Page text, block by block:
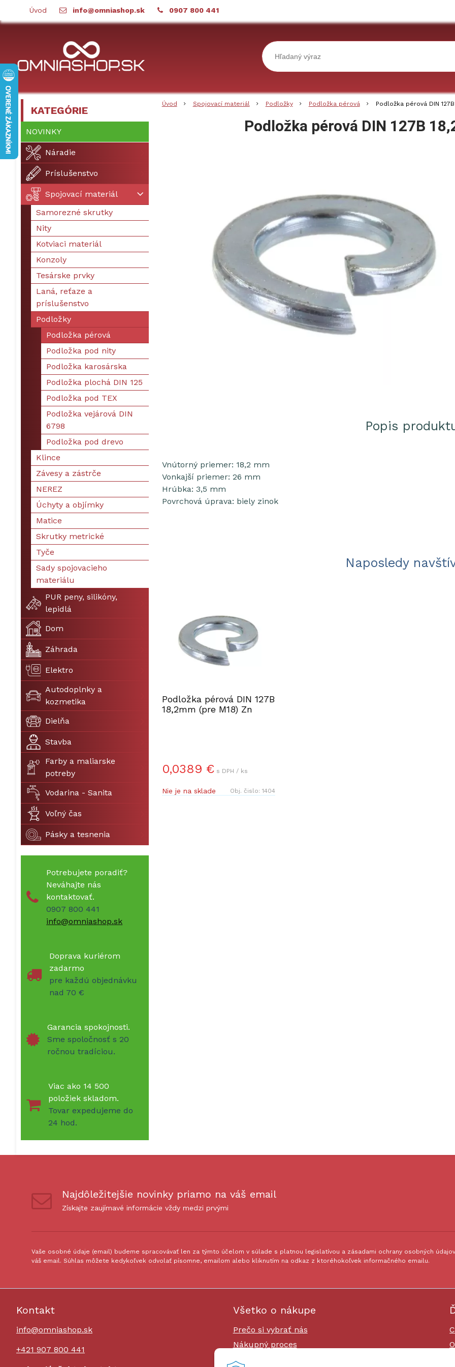
Úvod info@omniashop.sk 0907 800 441
Úvod Spojovací materiál Podložky Podložka pérová Podložka pérová DIN
Podložka pérová DIN 127B
Popis
Vnútorný priemer: 18,2 mm
Vonkajší priemer: 26 mm
Hrúbka: 3,5 mm
Povrchová úprava: biely zinok
Naposledy
Podložka pérová DIN 127B
18,2mm (pre M18) Zn
0,0389 € s DPH / ks
Nie je na sklade Obj. čislo:1404
KATEGÓRIE
NOVINKY
Náradie
Príslušenstvo
Spojovací materiál
Samorezné skrutky
Nity
Kotviaci materiál
Konzoly
Tesárske prvky
Laná, reťaze a
príslušenstvo
Podložky
Podložka pérová
Podložka pod nity
Podložka karosárska
Podložka plochá DIN 125
Podložka pod TEX
Podložka vejárová DIN
6798
Podložka pod drevo
Klince
Závesy a zástrče
NEREZ
Úchyty a objímky
Matice
Skrutky metrické
Tyče
Sady spojovacieho
materiálu
PUR peny, silikóny,
lepidlá
Dom
Záhrada
Elektro
Autodoplnky a
kozmetika
Dielňa
Stavba
Farby a maliarske
potreby
Vodarina - Sanita
Voľný čas
Pásky a tesnenia
Potrebujete poradiť?
Neváhajte nás
kontaktovať.
0907 800 441
info@omniashop.sk
Doprava kuriérom
zadarmo
pre každú objednávku
nad 70 €
Garancia spokojnosti.
Sme spoločnosť s 20
ročnou tradíciou.
Viac ako 14 500
položiek skladom.
Tovar expedujeme do
24 hod.
Najdôležitejšie novinky priamo na váš email
Získajte zaujímavé informácie vždy medzi prvými
Vaše osobné údaje (email) budeme spracovávať len za týmto účelom v súlade s platnou legislatívou a zásadami ochrany osobných
váš email. Súhlas môžete kedykoľvek odvolať písomne, emailom alebo kliknutím na odkaz z ktoréhokoľvek informačného emailu.
Kontakt
info@omniashop.sk
+421 907 800 441
Všetko o nákupe
Prečo si vybrať nás
Nákupný proces
Platby a doprava